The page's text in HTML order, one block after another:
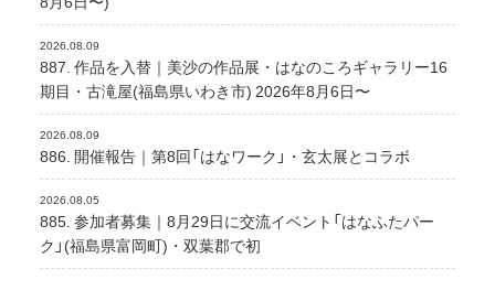
2026.08.09
887. 作品を入替｜美沙の作品展・はなのころギャラリー16
期目・古滝屋(福島県いわき市) 2026年8月6日〜
2026.08.09
886. 開催報告｜第8回「はなワーク」・玄太展とコラボ
2026.08.05
885. 参加者募集｜8月29日に交流イベント「はなふたパー
ク」(福島県富岡町)・双葉郡で初